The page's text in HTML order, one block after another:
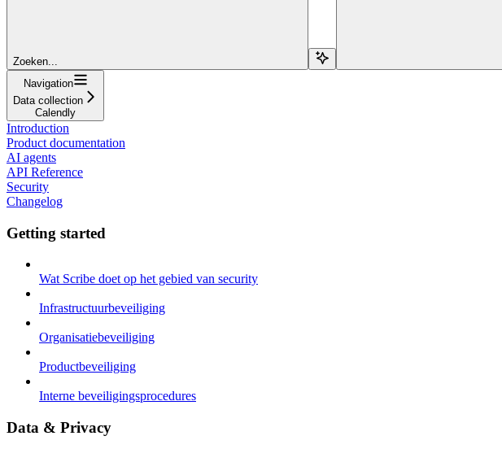
Zoeken...
Navigation
Data collection
Calendly
Introduction
Product documentation
AI agents
API Reference
Security
Changelog
Getting started
Wat Scribe doet op het gebied van security
Infrastructuurbeveiliging
Organisatiebeveiliging
Productbeveiliging
Interne beveiligingsprocedures
Data & Privacy